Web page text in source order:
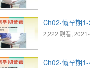
Ch02-懷孕期1-
2,222 觀看,
Ch02-懷孕期